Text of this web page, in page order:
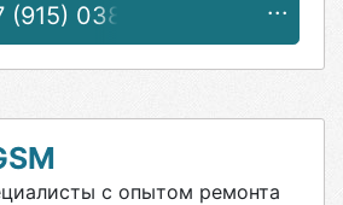
(915) 038-08-13
с опытом ремонта